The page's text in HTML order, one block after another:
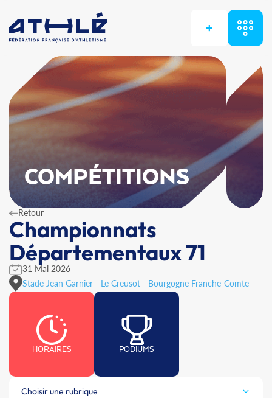
+
COMPÉTITIONS
Retour
Championnats
Départementaux 71
31 Mai 2026
Stade Jean Garnier - Le Creusot - Bourgogne Franche-Comte
HORAIRES PODIUMS
Choisir une rubrique